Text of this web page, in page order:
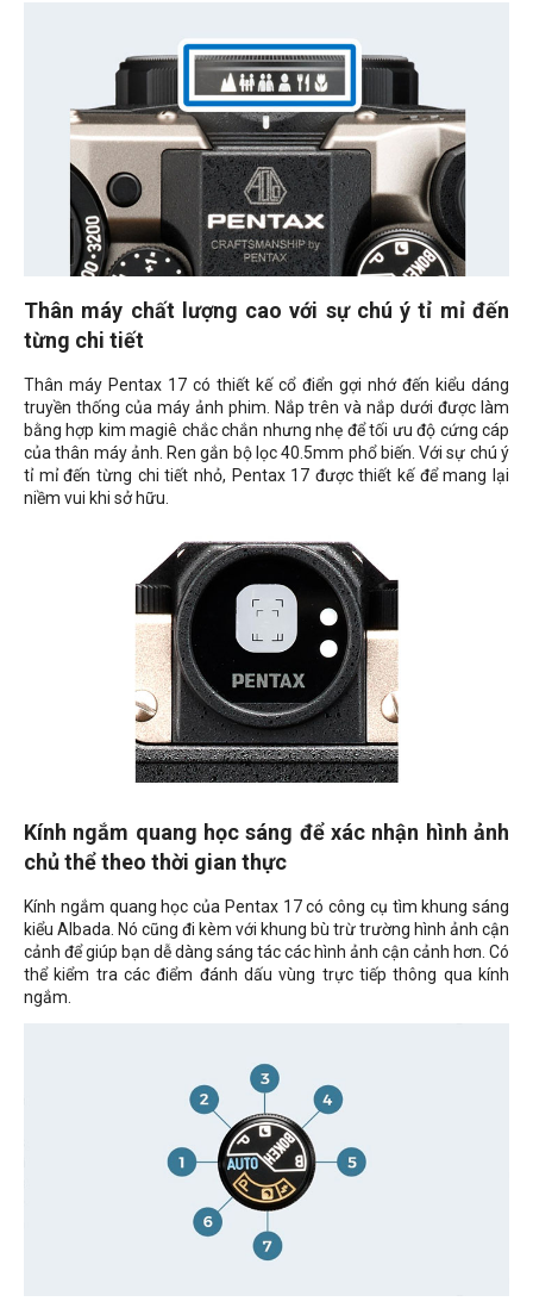
Thân máy chất lượng cao với sự chú ý tỉ mỉ đến
từng chi tiết
Thân máy Pentax 17 có thiết kế cổ điển gợi nhớ đến kiểu dáng
truyền thống của máy ảnh phim. Nắp trên và nắp dưới được làm
bằng hợp kim magiê chắc chắn nhưng nhẹ để tối ưu độ cứng cáp
của thân máy ảnh. Ren gắn bộ lọc 40.5mm phổ biến. Với sự chú ý
tỉ mỉ đến từng chi tiết nhỏ, Pentax 17 được thiết kế để mang lại
niềm vui khi sở hữu.
Kính ngắm quang học sáng để xác nhận hình ảnh
chủ thể theo thời gian thực
Kính ngắm quang học của Pentax 17 có công cụ tìm khung sáng
kiểu Albada. Nó cũng đi kèm với khung bù trừ trường hình ảnh cận
cảnh để giúp bạn dễ dàng sáng tác các hình ảnh cận cảnh hơn. Có
thể kiểm tra các điểm đánh dấu vùng trực tiếp thông qua kính
ngắm.